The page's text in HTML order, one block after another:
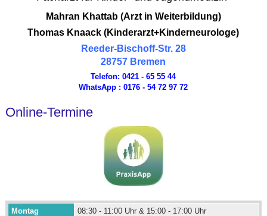
Mahran Khattab (Arzt in Weiterbildung)
Thomas Knaack (Kinderarzt+Kinderneurologe)
Reeder-Bischoff-Str. 28
28757 Bremen
Telefon:0421 - 65 55 44
WhatsApp :0176 - 54 72 97 72
Online-Termine
Montag
08:30 - 11:00 Uhr & 15:00 - 17:00 Uhr